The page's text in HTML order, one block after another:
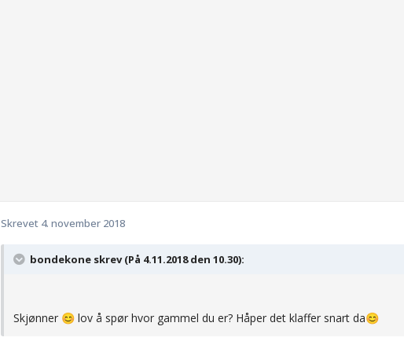
Skrevet 4. november 2018
bondekone skrev (På 4.11.2018 den 10.30):
Skjønner 😊 lov å spør hvor gammel du er? Håper det klaffer snart da😊